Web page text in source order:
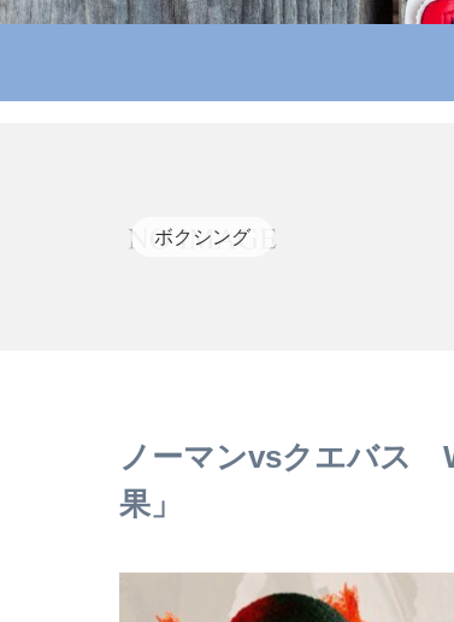
ボクシング
ノーマンvsクエバス
果」